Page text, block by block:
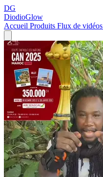
DG
DiodioGlow
Accueil Produits Flux de vidéos